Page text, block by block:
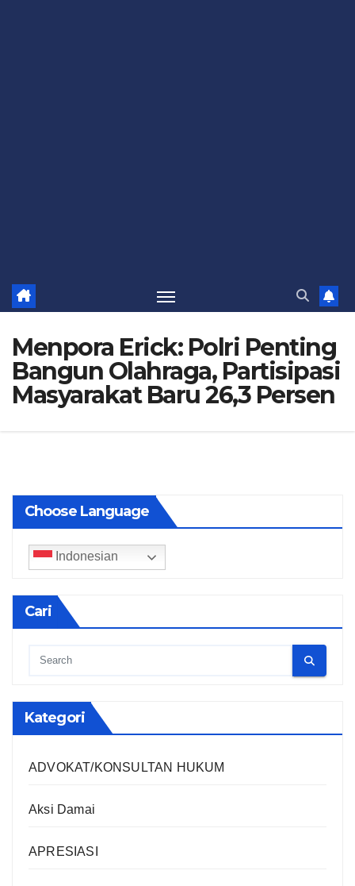
Menpora Erick: Polri Penting
Bangun Olahraga, Partisipasi
Masyarakat Baru 26,3 Persen
Choose Language
Indonesian
Cari
Kategori
ADVOKAT/KONSULTAN HUKUM
Aksi Damai
APRESIASI